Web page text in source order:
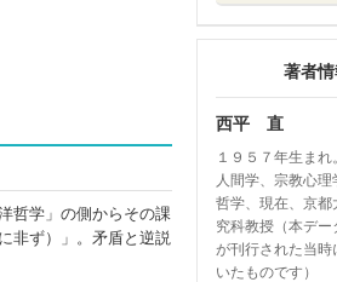
哲学」の側からその課
非ず）」。矛盾と逆説
著者情
西平 直
１９５７年生ま
人間学、宗教心理
哲学、現在、京都
究科教授（本デー
が刊行された当時
いたものです）